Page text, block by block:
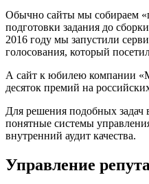
Обычно сайты мы собираем
подготовки задания до
2016 году мы запустили
голосования, который
А сайт к юбилею компании
десяток премий на
Для решения подобных
понятные системы
внутренний аудит качества.
Управление